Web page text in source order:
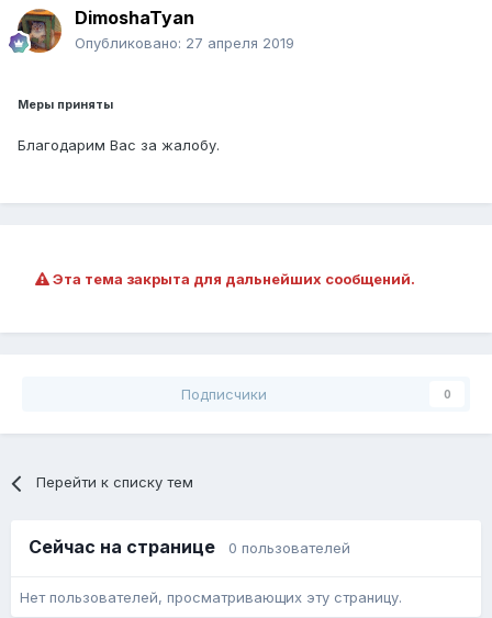
DimoshaTyan
Опубликовано: 27 апреля 2019
Меры приняты
Благодарим Вас за жалобу.
Эта тема закрыта для дальнейших сообщений.
Подписчики 0
Перейти к списку тем
Сейчас на странице 0 пользователей
Нет пользователей, просматривающих эту страницу.